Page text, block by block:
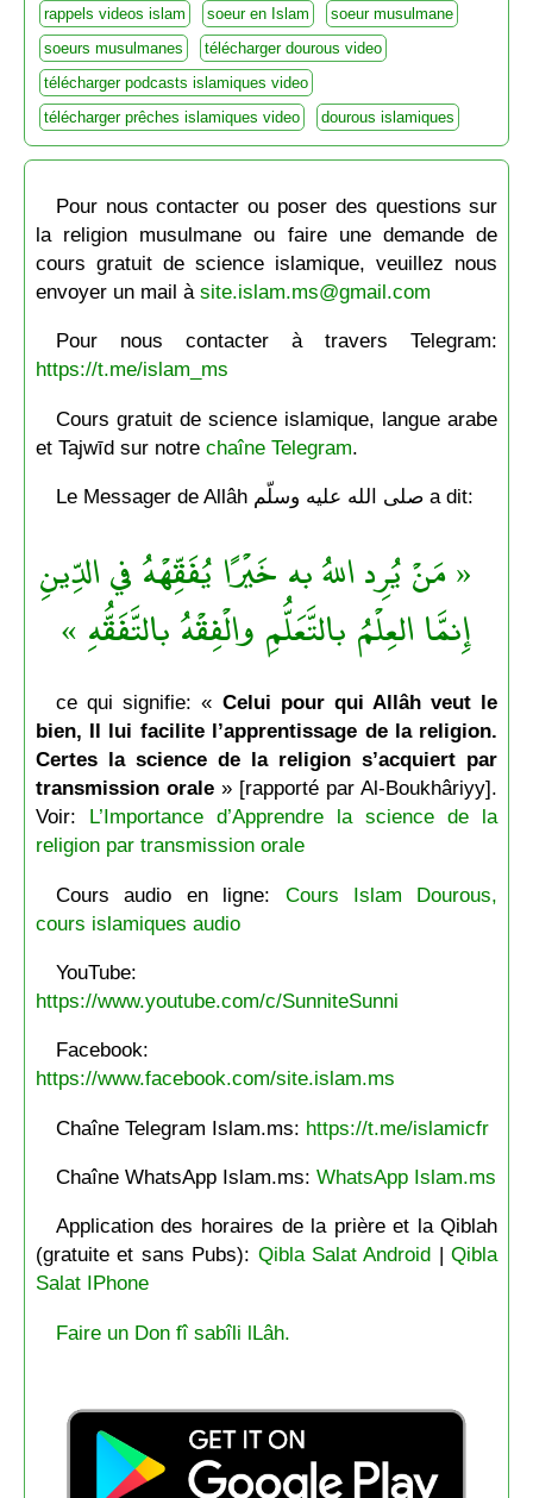
rappels videos islam
soeur en Islam
soeur musulmane
soeurs musulmanes
télécharger dourous video
télécharger podcasts islamiques video
télécharger prêches islamiques video
dourous islamiques
Pour nous contacter ou poser des questions sur
la religion musulmane ou faire une demande de
cours gratuit de science islamique, veuillez nous
envoyer un mail à site.islam.ms@gmail.com
Pour nous contacter à travers Telegram:
https://t.me/islam_ms
Cours gratuit de science islamique, langue arabe
et Tajwīd sur notre chaîne Telegram.
Le Messager de Allâh صلى الله عليه وسلّم a dit:
« مَنْ يُرِد اللهُ به خَيْرًا يُفَقِّهْهُ في الدِّينِ
إِنمَّا العِلْمُ بالتَّعَلُّمِ والْفِقْهُ بالتَّفَقُّهِ »
ce qui signifie: « Celui pour qui Allâh veut le
bien, Il lui facilite l’apprentissage de la religion.
Certes la science de la religion s’acquiert par
transmission orale» [rapporté par Al-Boukhâriyy].
Voir: L’Importance d’Apprendre la science de la
religion par transmission orale
Cours audio en ligne: Cours Islam Dourous,
cours islamiques audio
YouTube:
https://www.youtube.com/c/SunniteSunni
Facebook:
https://www.facebook.com/site.islam.ms
Chaîne Telegram Islam.ms: https://t.me/islamicfr
Chaîne WhatsApp Islam.ms: WhatsApp Islam.ms
Application des horaires de la prière et la Qiblah
(gratuite et sans Pubs): Qibla Salat Android |Qibla
Salat IPhone
Faire un Don fî sabîli lLâh.